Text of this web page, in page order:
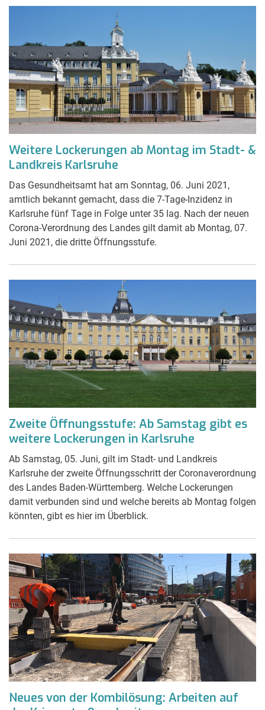
Weitere Lockerungen ab Montag im Stadt- &
Landkreis Karlsruhe
Das Gesundheitsamt hat am Sonntag, 06. Juni 2021,
amtlich bekannt gemacht, dass die 7-Tage-Inzidenz in
Karlsruhe fünf Tage in Folge unter 35 lag. Nach der neuen
Corona-Verordnung des Landes gilt damit ab Montag, 07.
Juni 2021, die dritte Öffnungsstufe.
Zweite Öffnungsstufe: Ab Samstag gibt es
weitere Lockerungen in Karlsruhe
Ab Samstag, 05. Juni, gilt im Stadt- und Landkreis
Karlsruhe der zweite Öffnungsschritt der Coronaverordnung
des Landes Baden-Württemberg. Welche Lockerungen
damit verbunden sind und welche bereits ab Montag folgen
könnten, gibt es hier im Überblick.
Neues von der Kombilösung: Arbeiten auf